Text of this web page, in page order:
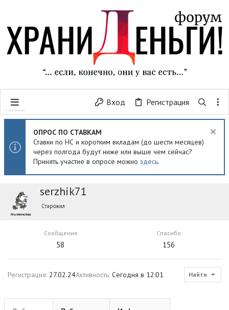
Вход Регистрация
ОПРОС ПО СТАВКАМ
Ставки по НС и коротким вкладам (до шести месяцев)
через полгода будут ниже или выше чем сейчас?
Принять участие в опросе можно здесь.
serzhik71
Старожил
Сообщения
58
Спасибо
156
Регистрация 27.02.24Активность Сегодня в 12:01 Найти